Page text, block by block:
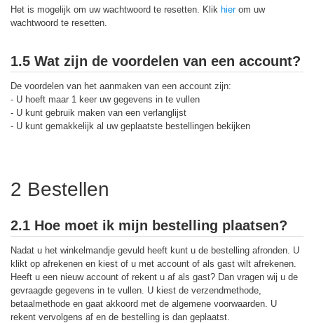
Het is mogelijk om uw wachtwoord te resetten. Klik hierom uw
wachtwoord te resetten.
1.5 Wat zijn de voordelen van een account?
De voordelen van het aanmaken van een account zijn:
- U hoeft maar 1 keer uw gegevens in te vullen
- U kunt gebruik maken van een verlanglijst
- U kunt gemakkelijk al uw geplaatste bestellingen bekijken
2 Bestellen
2.1 Hoe moet ik mijn bestelling plaatsen?
Nadat u het winkelmandje gevuld heeft kunt u de bestelling afronden. U
klikt op afrekenen en kiest of u met account of als gast wilt afrekenen.
Heeft u een nieuw account of rekent u af als gast? Dan vragen wij u de
gevraagde gegevens in te vullen. U kiest de verzendmethode,
betaalmethode en gaat akkoord met de algemene voorwaarden. U
rekent vervolgens af en de bestelling is dan geplaatst.